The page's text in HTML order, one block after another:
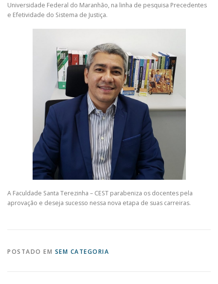
Universidade Federal do Maranhão, na linha de pesquisa Precedentes
e Efetividade do Sistema de Justiça.
A Faculdade Santa Terezinha – CEST parabeniza os docentes pela
aprovação e deseja sucesso nessa nova etapa de suas carreiras.
POSTADO EM SEM CATEGORIA